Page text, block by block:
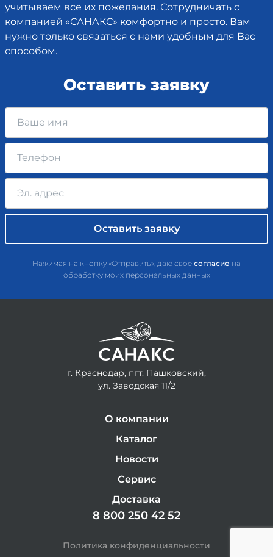
учитываем все их пожелания. Сотрудничать с
компанией «САНАКС» комфортно и просто. Вам
нужно только связаться с нами удобным для Вас
способом.
Оставить заявку
Нажимая на кнопку «Отправить», даю свое согласие на
обработку моих персональных данных
г. Краснодар, пгт. Пашковский,
ул. Заводская 11/2
О компании
Каталог
Новости
Сервис
Доставка
8 800 250 42 52
Политика конфиденциальности